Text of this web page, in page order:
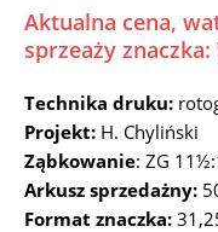
Aktualna cena,
sprzeaży
Technika druku:
Projekt: H. Chyliński
Ząbkowanie: ZG
Arkusz sprzedażny:
Format znaczka: